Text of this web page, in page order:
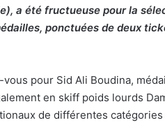
a été fructueuse pour la
ponctuées de deux
pour Sid Ali Boudina,
en skiff poids lourds
de différentes catégories